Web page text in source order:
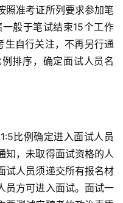
照准考证所列要求参加笔
般于笔试结束15个工作
生自行关注，不再另行通
排序，确定面试人员名
比例确定进入面试人员
知，未取得面试资格的人
试人员须递交所有报名材
员方可进入面试。面试一